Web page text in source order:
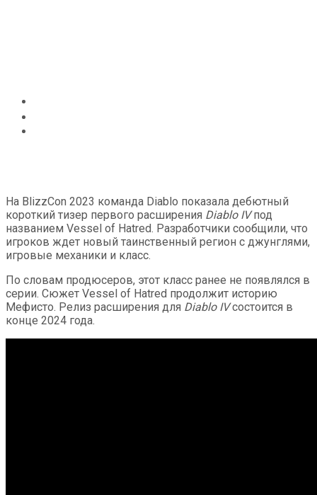
На BlizzCon 2023 команда Diablo показала дебютный
короткий тизер первого расширения Diablo IVпод
названием Vessel of Hatred. Разработчики сообщили, что
игроков ждет новый таинственный регион с джунглями,
игровые механики и класс.
По словам продюсеров, этот класс ранее не появлялся в
серии. Сюжет Vessel of Hatred продолжит историю
Мефисто. Релиз расширения для Diablo IVсостоится в
конце 2024 года.